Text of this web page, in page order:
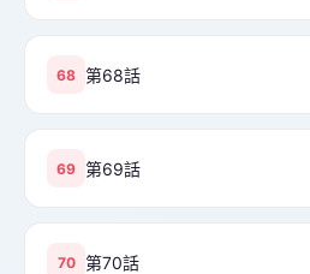
68 第68話
69 第69話
70 第70話